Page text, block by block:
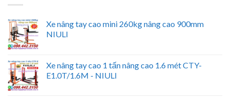
Xe nâng tay cao mini 260kg nâng cao 900mm
NIULI
Xe nâng tay cao 1 tấn nâng cao 1.6 mét CTY-
E1.0T/1.6M - NIULI